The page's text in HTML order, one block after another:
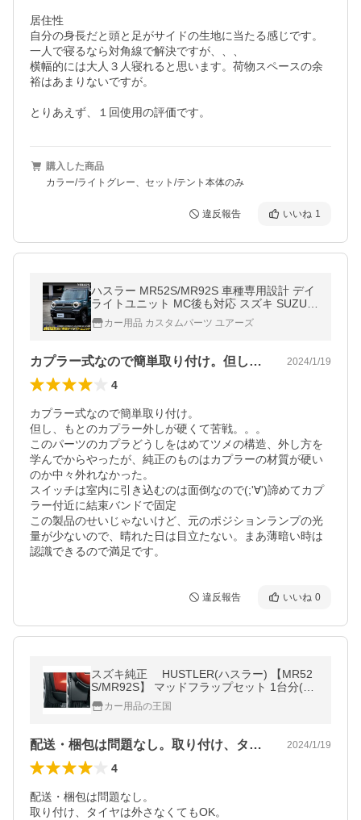
居住性
自分の身長だと頭と足がサイドの生地に当たる感じです。
一人で寝るなら対角線で解決ですが、、、
横幅的には大人３人寝れると思います。荷物スペースの余
裕はあまりないですが。
とりあえず、１回使用の評価です。
購入した商品
カラー/ライトグレー、セット/テント本体のみ
違反報告 いいね 1
ハスラー MR52S/MR92S 車種専用設計 デイ
ライトユニット MC後も対応 スズキ SUZUKI
HUSTLER アクセサリー ドレスアップ パー
ツ[5]-1
カー用品 カスタムパーツ ユアーズ
カプラー式なので簡単取り付け。但し、も… 2024/1/19
4
カプラー式なので簡単取り付け。
但し、もとのカプラー外しが硬くて苦戦。。。
このパーツのカプラどうしをはめてツメの構造、外し方を
学んでからやったが、純正のものはカプラーの材質が硬い
のか中々外れなかった。
スイッチは室内に引き込むのは面倒なので(;'∀')諦めてカプ
ラー付近に結束バンドで固定
この製品のせいじゃないけど、元のポジションランプの光
量が少ないので、晴れた日は目立たない。まあ薄暗い時は
認識できるので満足です。
違反報告 いいね 0
スズキ純正 HUSTLER(ハスラー) 【MR52
S/MR92S】 マッドフラップセット 1台分(4
枚)セット72201-59S00【取り寄せ商品】
カー用品の王国
配送・梱包は問題なし。取り付け、タイヤ… 2024/1/19
4
配送・梱包は問題なし。
取り付け、タイヤは外さなくてもOK。